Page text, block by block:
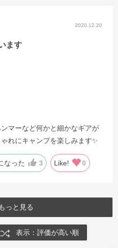
2020.12.20
ます
マーなど何かと細かなギアが
れにキャンプを楽しみます✨
なった 3 Like! 0
もっと見る
表示：評価が高い順